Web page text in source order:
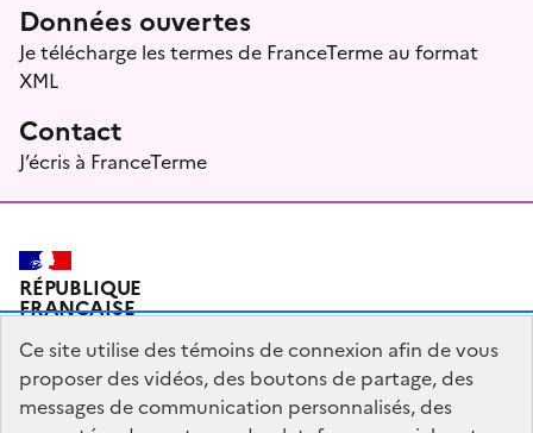
Données ouvertes
Je télécharge les termes de FranceTerme au format
XML
Contact
J’écris à FranceTerme
RÉPUBLIQUE
FRANÇAISE
Plan du site Mentions légales Qui sommes-nous ?
Ce site utilise des témoins de connexion afin de vous
proposer des vidéos, des boutons de partage, des
messages de communication personnalisés, des